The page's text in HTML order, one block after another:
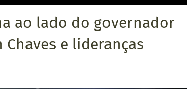
ao lado do governador
e lideranças